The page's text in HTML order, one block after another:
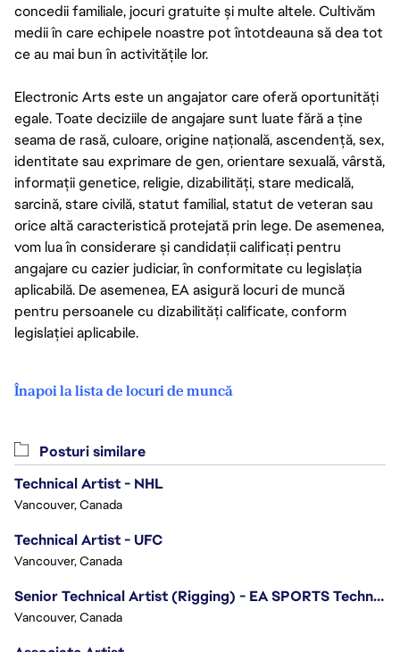
concedii familiale, jocuri gratuite și multe altele. Cultivăm
medii în care echipele noastre pot întotdeauna să dea tot
ce au mai bun în activitățile lor.
Electronic Arts este un angajator care oferă oportunități
egale. Toate deciziile de angajare sunt luate fără a ține
seama de rasă, culoare, origine națională, ascendență, sex,
identitate sau exprimare de gen, orientare sexuală, vârstă,
informații genetice, religie, dizabilități, stare medicală,
sarcină, stare civilă, statut familial, statut de veteran sau
orice altă caracteristică protejată prin lege. De asemenea,
vom lua în considerare și candidații calificați pentru
angajare cu cazier judiciar, în conformitate cu legislația
aplicabilă. De asemenea, EA asigură locuri de muncă
pentru persoanele cu dizabilități calificate, conform
legislației aplicabile.
Înapoi la lista de locuri de muncă
Posturi similare
Technical Artist - NHL
Vancouver, Canada
Technical Artist - UFC
Vancouver, Canada
Senior Technical Artist (Rigging) - EA SPORTS Technology
Vancouver, Canada